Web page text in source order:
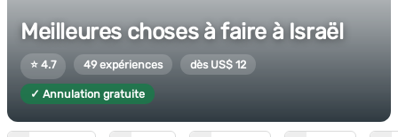
Meilleures choses à faire à Israël
⭐ 4.7 49 expériences dès US$ 12
✓ Annulation gratuite